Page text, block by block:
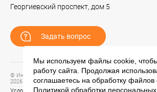
Георгиевский проспект, дом 5
Задать вопрос
© Информационный портал технической поддержки
2026
Мы используем файлы cookie,
работу сайта. Продолжая
соглашаетесь на обработку файлов
Политикой обработки